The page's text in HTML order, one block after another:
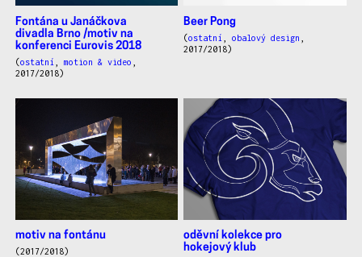
Fontána u Janáčkova
divadla Brno /motiv na
konferenci Eurovis 2018
(ostatní motion & video
2017/2018)
Beer Pong
(ostatní ,obalový design
2017/2018)
motiv na fontánu
(2017/2018)
oděvní kolekce pro
hokejový klub